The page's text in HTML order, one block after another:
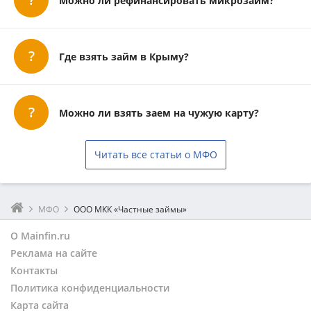
Где взять займ в Крыму?
Можно ли взять заем на чужую карту?
Читать все статьи о МФО
МФО ООО МКК «Частные займы»
О Mainfin.ru
Реклама на сайте
Контакты
Политика конфиденциальности
Карта сайта